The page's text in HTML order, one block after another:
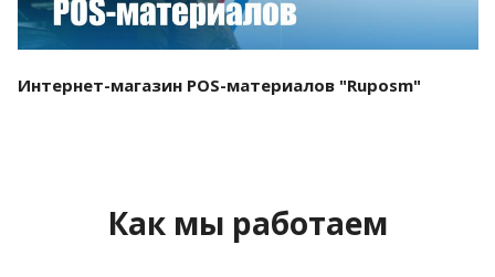
Интернет-магазин POS-материалов "Ruposm"
Как мы работаем